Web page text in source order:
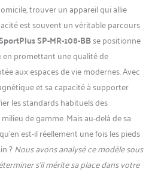
trouver un appareil qui allie
est souvent un véritable parcours
SP-MR-108-BBse positionne
promettant une qualité de
aux espaces de vie modernes. Avec
et sa capacité à supporter
les standards habituels des
de gamme. Mais au-delà de sa
est-il réellement une fois les pieds
?Nous avons analysé ce modèle sous
s’il mérite sa place dans votre